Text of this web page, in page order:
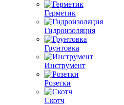
Герметик
Гидроизоляция
Грунтовка
Инструмент
Розетки
Скотч